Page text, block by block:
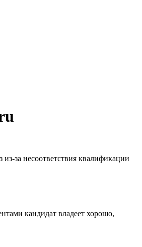
за несоответствия квалификации
кандидат владеет хорошо,